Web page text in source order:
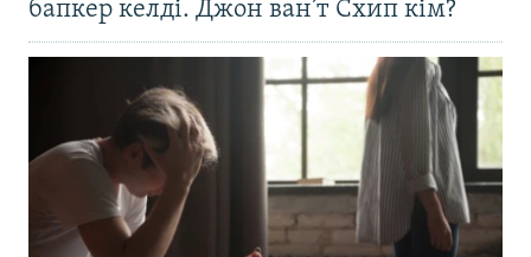
бапкер келді. Джон ван’т Схип кім?